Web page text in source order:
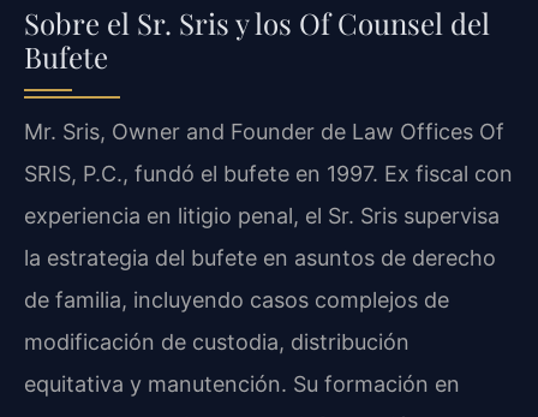
Sobre el Sr. Sris y los Of Counsel del
Bufete
Mr. Sris, Owner and Founder de Law Offices Of
SRIS, P.C., fundó el bufete en 1997. Ex fiscal con
experiencia en litigio penal, el Sr. Sris supervisa
la estrategia del bufete en asuntos de derecho
de familia, incluyendo casos complejos de
modificación de custodia, distribución
equitativa y manutención. Su formación en